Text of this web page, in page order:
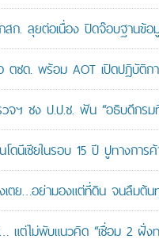
ก. ลุยต่อเนื่อง ปิดจ๊อบฐานข้
ชด. พร้อม AOT เปิดปฏิบัติก
จฯ ชง ป.ป.ช. ฟัน “อธิบดีกรม
ดนีเซียในรอบ 15 ปี ปูทางกา
เตย…อย่ามองแต่ที่ดิน จนลืมต้
แต่ไม่พับแนวคิด “เชื่อม 2 ฝั่งท